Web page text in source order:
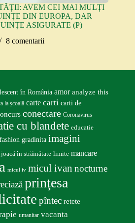
AVEM CEI MAI MULȚI
DIN EUROPA, DAR
ASIGURATE (P)
8 comentarii
în România amor analyze this
la școală carte carti carti de
conectare Coronavirus
cu blandete educatie
fashion gradinita imagini
în străinătate limite mancare
micul iv micul ivan nocturne
prinţesa
pîntec retete
umanitar vacanta